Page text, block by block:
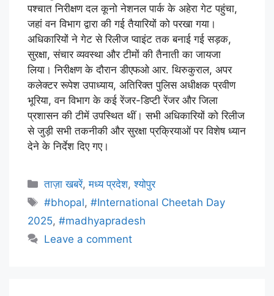
पश्चात निरीक्षण दल कूनो नेशनल पार्क के अहेरा गेट पहुंचा,
जहां वन विभाग द्वारा की गई तैयारियों को परखा गया।
अधिकारियों ने गेट से रिलीज प्वाइंट तक बनाई गई सड़क,
सुरक्षा, संचार व्यवस्था और टीमों की तैनाती का जायजा
लिया। निरीक्षण के दौरान डीएफओ आर. थिरुकुराल, अपर
कलेक्टर रूपेश उपाध्याय, अतिरिक्त पुलिस अधीक्षक प्रवीण
भूरिया, वन विभाग के कई रेंजर-डिप्टी रेंजर और जिला
प्रशासन की टीमें उपस्थित थीं। सभी अधिकारियों को रिलीज
से जुड़ी सभी तकनीकी और सुरक्षा प्रक्रियाओं पर विशेष ध्यान
देने के निर्देश दिए गए।
ताज़ा खबरें,मध्य प्रदेश,श्योपुर
#bhopal,#International Cheetah Day
2025, #madhyapradesh
Leave a comment